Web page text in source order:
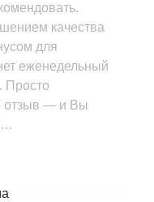
качества
для
еженедельный
Просто
отзыв — и Вы